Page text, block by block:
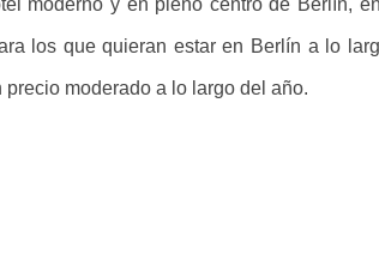
los que quieran estar en Berlín a lo
moderado a lo largo del año.